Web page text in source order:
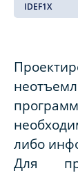
IDEF1X
либо
Для